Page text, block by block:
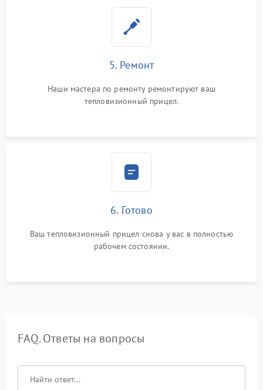
5. Ремонт
Наши мастера по ремонту ремонтируют ваш
тепловизионный прицел.
6. Готово
Ваш тепловизионный прицел снова у вас в полностью
рабочем состоянии.
FAQ. Ответы на вопросы